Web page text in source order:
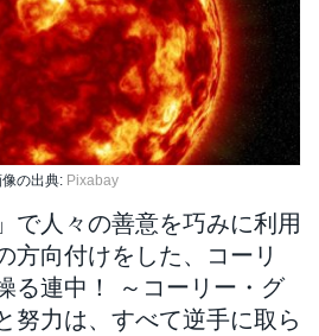
の出典: Pixabay
で人々の善意を巧みに利用
方向付けをした、コーリ
る連中！ ～コーリー・グ
努力は、すべて逆手に取ら